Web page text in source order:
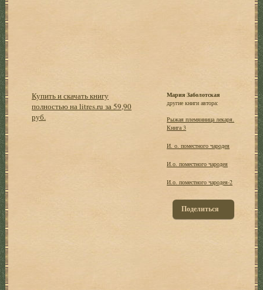
Купить и скачать книгу
полностью на litres.ru за 59,90
руб.
Мария Заболотская
другие книги автора:
Рыжая племянница лекаря.
Книга 3
И. о. поместного чародея
И.о. поместного чародея
И.о. поместного чародея-2
Поделиться